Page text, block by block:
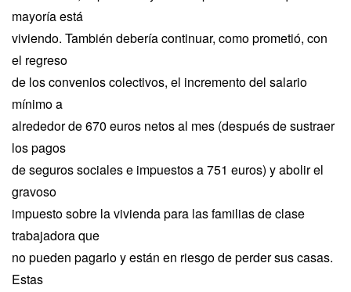
mayoría está
viviendo. También debería continuar, como prometió, con
el regreso
de los convenios colectivos, el incremento del salario
mínimo a
alrededor de 670 euros netos al mes (después de sustraer
los pagos
de seguros sociales e impuestos a 751 euros) y abolir el
gravoso
impuesto sobre la vivienda para las familias de clase
trabajadora que
no pueden pagarlo y están en riesgo de perder sus casas.
Estas